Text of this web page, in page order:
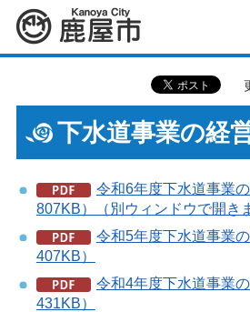
鹿屋市
下水道事業の経
令和6年度下水道事業
807KB）（別ウィンドウで開き
令和5年度下水道事業
407KB）
令和4年度下水道事業
431KB）